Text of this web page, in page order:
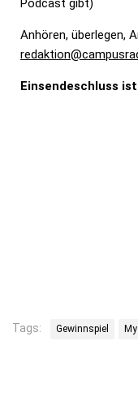
Podcast gibt)
Anhören, überlegen,
Einsendeschluss
Tags: Gewinnspiel